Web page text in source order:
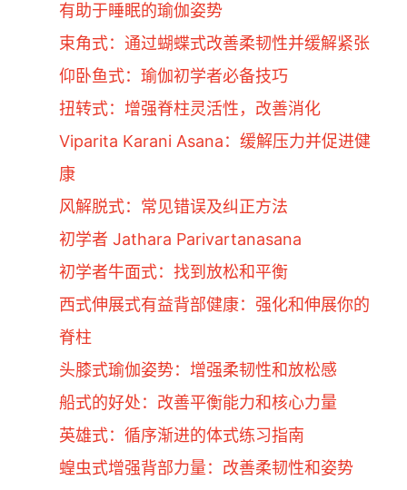
有助于睡眠的瑜伽姿势
束角式：通过蝴蝶式改善柔韧性并缓解紧张
仰卧鱼式：瑜伽初学者必备技巧
扭转式：增强脊柱灵活性，改善消化
Viparita Karani Asana：缓解压力并促进健
康
风解脱式：常见错误及纠正方法
初学者 Jathara Parivartanasana
初学者牛面式：找到放松和平衡
西式伸展式有益背部健康：强化和伸展你的
脊柱
头膝式瑜伽姿势：增强柔韧性和放松感
船式的好处：改善平衡能力和核心力量
英雄式：循序渐进的体式练习指南
蝗虫式增强背部力量：改善柔韧性和姿势